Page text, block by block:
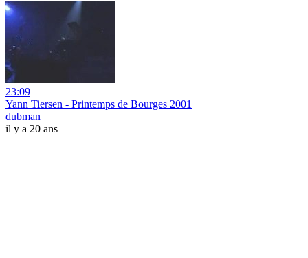
23:09
Yann Tiersen - Printemps de Bourges 2001
dubman
il y a 20 ans